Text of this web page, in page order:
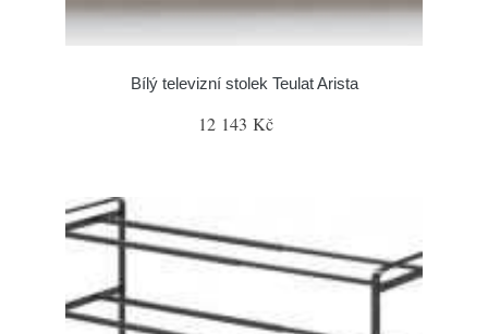
Bílý televizní stolek Teulat Arista
12 143 Kč